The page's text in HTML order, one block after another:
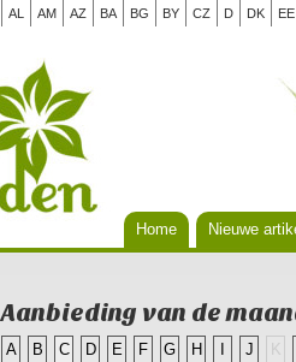
AL AM AZ BA BG BY CZ D DK EE
Home Nieuwe
Aanbieding van de
A B C D E F G H J K